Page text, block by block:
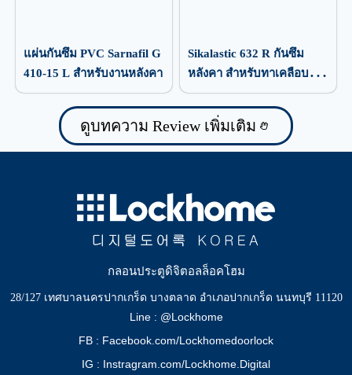
แผ่นกันซึม PVC Sarnafil G
410-15 L สำหรับงานหลังคา
Sikalastic 632 R กันซึม
หลังคา สำหรับทาเคลือบ
ป้องกันน้ำรั่วซึม
ดูบทความ Review เพิ่มเติม
กลอนประตูดิจิตอลล็อคโฮม
28/127 เทศบาลนครปากเกร็ด บางตลาด อำเภอปากเกร็ด นนทบุรี 11120
Line : @Lockhome
FB : Facebook.com/Lockhomedoorlock
IG : Instragram.com/Lockhome.Digital